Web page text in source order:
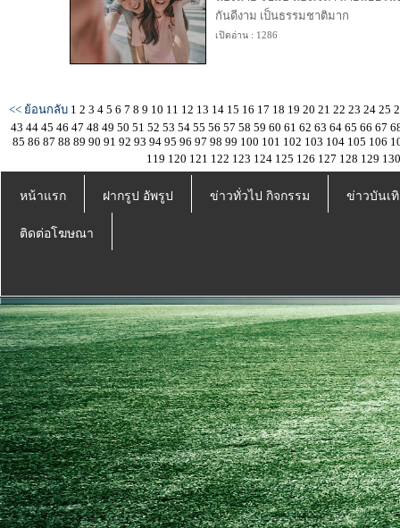
กันดีงาม เป็นธรรมชาติมาก
เปิดอ่าน : 1286
<< ย้อนกลับ 1 2 3 4 5 6 7 8 9 10 11 12 13 14 15 16 17 18 19 20 21 22 23 24 25
43 44 45 46 47 48 49 50 51 52 53 54 55 56 57 58 59 60 61 62 63 64 65 66 67
85 86 87 88 89 90 91 92 93 94 95 96 97 98 99 100 101 102 103 104 105 106
119 120 121 122 123 124 125 126 127 128 129
หน้าแรก ฝากรูป อัพรูป ข่าวทั่วไป กิจกรรม ข่าวบันเ
ติดต่อโฆษณา